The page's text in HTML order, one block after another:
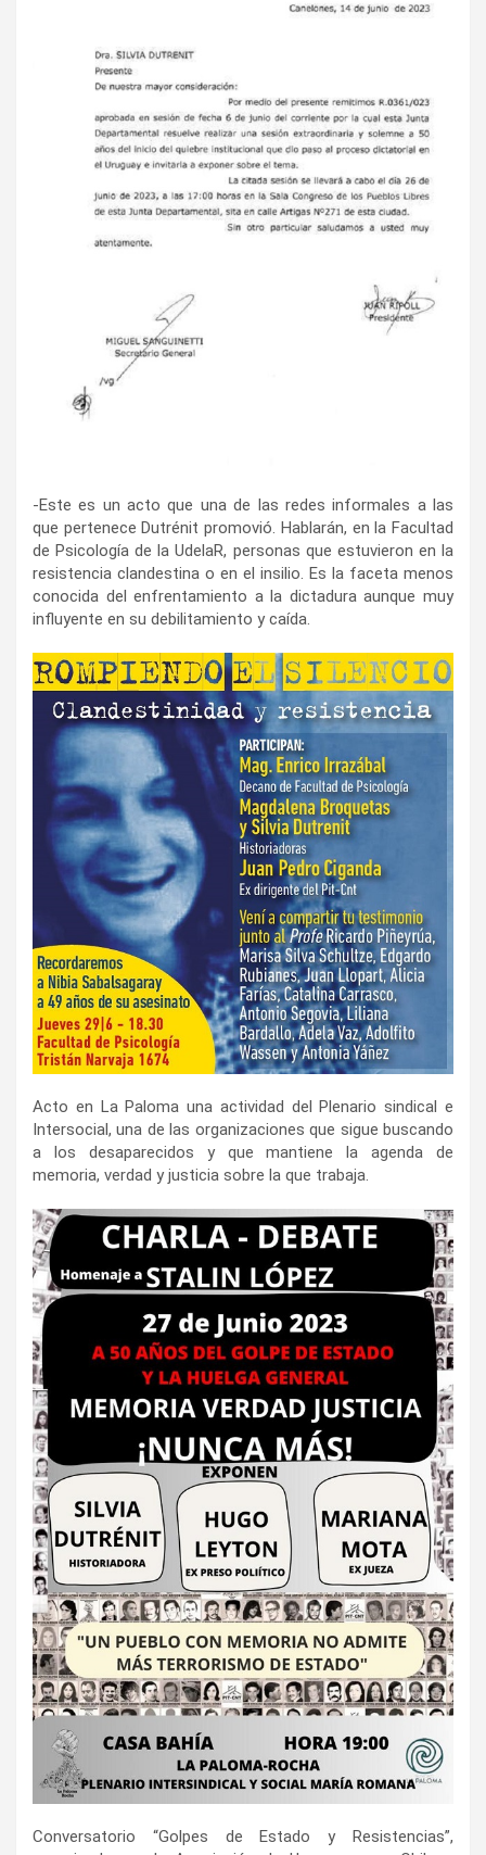
-Este es un acto que una de las redes informales a las
que pertenece Dutrénit promovió. Hablarán, en la Facultad
de Psicología de la UdelaR, personas que estuvieron en la
resistencia clandestina o en el insilio. Es la faceta menos
conocida del enfrentamiento a la dictadura aunque muy
influyente en su debilitamiento y caída.
Acto en La Paloma una actividad del Plenario sindical e
Intersocial, una de las organizaciones que sigue buscando
a los desaparecidos y que mantiene la agenda de
memoria, verdad y justicia sobre la que trabaja.
Conversatorio “Golpes de Estado y Resistencias”,